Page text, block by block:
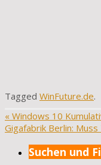
Tagged WinFuture.de.
« Windows 10
Gigafabrik Berlin:
Suchen und